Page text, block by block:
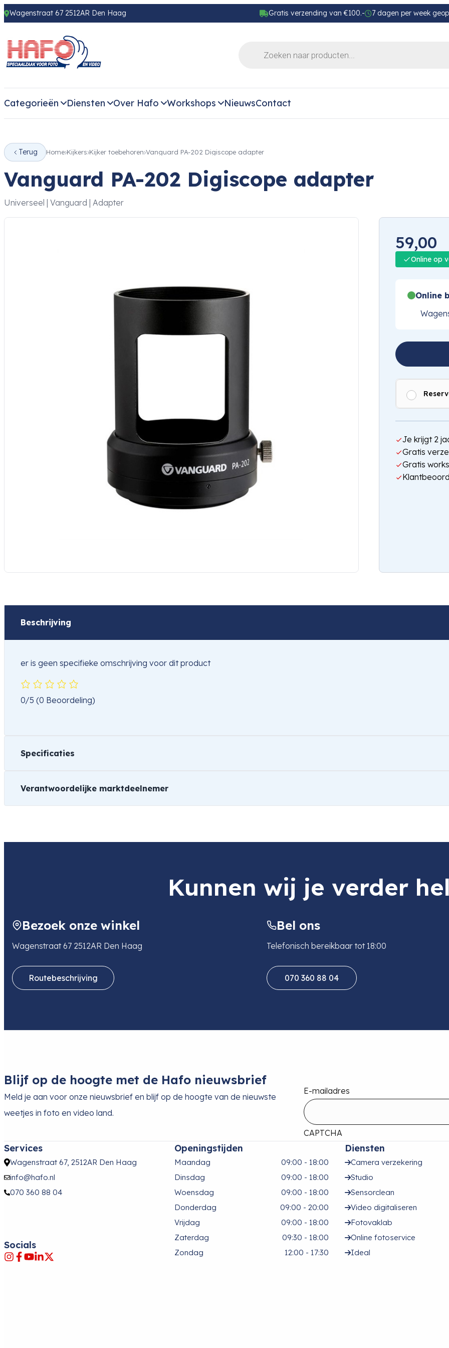
Wagenstraat 67 2512AR Den Haag Gratis verzending van €100.- 7 dagen per week
Categorieën Diensten Over Hafo Workshops NieuwsContact
Terug Home Kijkers Kijker toebehoren Vanguard PA-202 Digiscope adapter
Vanguard PA-202 Digiscope adapter
Universeel | Vanguard | Adapter
59,00
Online op
Online
Je krijgt 2
Gratis
Gratis
Beschrijving
er is geen specifieke omschrijving voor dit product
0/5 (0 Beoordeling)
Specificaties
Verantwoordelijke marktdeelnemer
Product
Vanguard PA-202 Digiscope Adapter
E-mail
sales@desq.nl
Kunnen wij je verder
Bezoek onze winkel
Wagenstraat 67 2512AR Den Haag
Routebeschrijving
Bel ons
Telefonisch bereikbaar tot 18:00
070 360 88 04
Blijf op de hoogte met de Hafo nieuwsbrief
Meld je aan voor onze nieuwsbrief en blijf op de hoogte van de nieuwste
weetjes in foto en video land.
E-mailadres
CAPTCHA
Services
Wagenstraat 67, 2512AR Den Haag
info@hafo.nl
070 360 88 04
Socials
Openingstijden
Maandag
09:00 - 18:00
Dinsdag
09:00 - 18:00
Woensdag
09:00 - 18:00
Donderdag
09:00 - 20:00
Vrijdag
09:00 - 18:00
Zaterdag
09:30 - 18:00
Zondag
12:00 - 17:30
Diensten
Camera verzekering
Studio
Sensorclean
Video digitaliseren
Fotovaklab
Online fotoservice
Ideal